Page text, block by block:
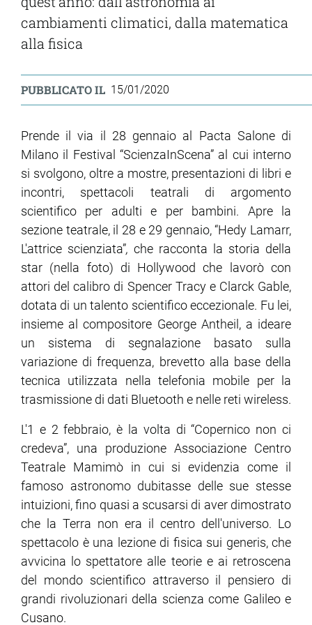
cambiamenti climatici, dalla matematica
alla fisica
PUBBLICATO IL 15/01/2020
Prende il via il 28 gennaio al Pacta Salone di
Milano il Festival “ScienzaInScena” al cui interno
si svolgono, oltre a mostre, presentazioni di libri e
incontri, spettacoli teatrali di argomento
scientifico per adulti e per bambini. Apre la
sezione teatrale, il 28 e 29 gennaio, “Hedy Lamarr,
L'attrice scienziata”, che racconta la storia della
star (nella foto) di Hollywood che lavorò con
attori del calibro di Spencer Tracy e Clarck Gable,
dotata di un talento scientifico eccezionale. Fu lei,
insieme al compositore George Antheil, a ideare
un sistema di segnalazione basato sulla
variazione di frequenza, brevetto alla base della
tecnica utilizzata nella telefonia mobile per la
trasmissione di dati Bluetooth e nelle reti wireless.
L'1 e 2 febbraio, è la volta di “Copernico non ci
credeva”, una produzione Associazione Centro
Teatrale Mamimò in cui si evidenzia come il
famoso astronomo dubitasse delle sue stesse
intuizioni, fino quasi a scusarsi di aver dimostrato
che la Terra non era il centro dell'universo. Lo
spettacolo è una lezione di fisica sui generis, che
avvicina lo spettatore alle teorie e ai retroscena
del mondo scientifico attraverso il pensiero di
grandi rivoluzionari della scienza come Galileo e
Cusano.